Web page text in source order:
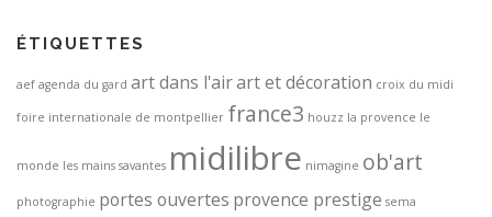
ÉTIQUETTES
aef agenda du gard art dans l'airart et décoration croix du midi
foire internationale de montpellier france3 houzz la provence le
monde les mains savantes midilibre nimagine ob'art
photographie portes ouvertes provence prestige sema